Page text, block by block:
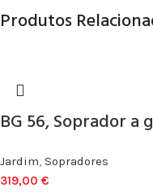
Produtos
BG 56, Soprador a
Jardim, Sopradores
319,00 €